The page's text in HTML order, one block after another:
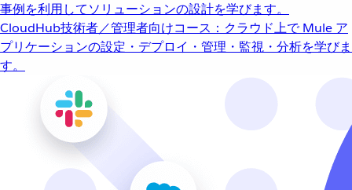
事例を利用してソリューションの設計を学びます。
CloudHub技術者／管理者向けコース：クラウド上で Mule ア
プリケーションの設定・デプロイ・管理・監視・分析を学びま
す。